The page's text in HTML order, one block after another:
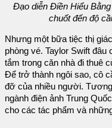
Đạo diễn Điền Hiểu
chuốt đến độ
Nhưng một bữa tiệc thị
phòng vé. Taylor Swift đâu
tắm trong căn nhà đi thuê
Để trở thành ngôi sao, cô
đỡ của nhiều người.
ngành điện ảnh Trung
cho các tác phẩm và